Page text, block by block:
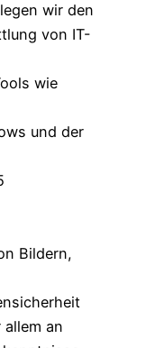
wir den
von IT-
wie
und der
Bildern,
an